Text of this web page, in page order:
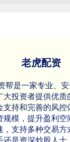
老虎配资
帮是一家专业、
大投资者提供优
支持和完善的风
规模，提升盈利
，支持多种交易